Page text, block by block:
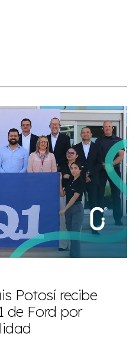
Potosí recibe
de Ford por